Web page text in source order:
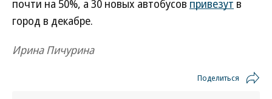
почти на 50%, а 30 новых автобусов привезут в
город в декабре.
Ирина Пичурина
Поделиться